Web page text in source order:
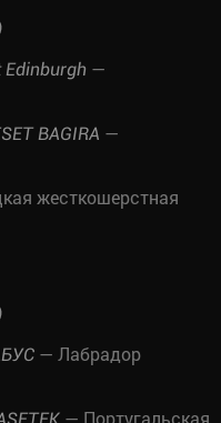
Edinburgh —
BAGIRA —
жесткошерстная
— Лабрадор
— Португальская